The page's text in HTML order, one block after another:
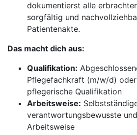
dokumentierst alle
sorgfältig und
Patientenakte.
Das macht dich aus:
Qualifikation:
Pflegefachkraft (m/w/d)
pflegerische Qualifikation
Arbeitsweise:
verantwortungsbewusste
Arbeitsweise